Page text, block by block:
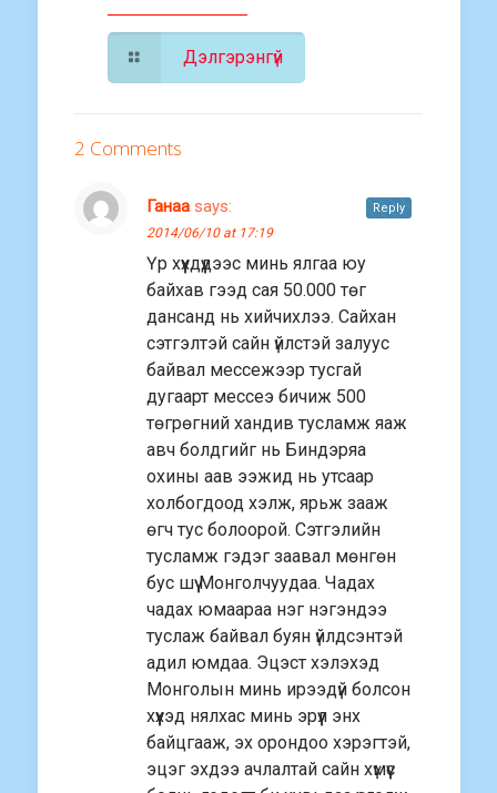
Дэлгэрэнгүй
2 Comments
Ганаа says:
2014/06/10 at 17:19
Үр хүүхдүүдээс минь ялгаа юу
байхав гээд сая 50.000 төг
дансанд нь хийчихлээ. Сайхан
сэтгэлтэй сайн үйлстэй залуус
байвал мессежээр тусгай
дугаарт мессеэ бичиж 500
төгрөгний хандив тусламж яаж
авч болдгийг нь Биндэряа
охины аав ээжид нь утсаар
холбогдоод хэлж, ярьж зааж
өгч тус болоорой. Сэтгэлийн
тусламж гэдэг заавал мөнгөн
бус шүү Монголчуудаа. Чадах
чадах юмаараа нэг нэгэндээ
туслаж байвал буян үйлдсэнтэй
адил юмдаа. Эцэст хэлэхэд
Монголын минь ирээдүй болсон
хүүхэд нялхас минь эрүүл энх
байцгааж, эх орондоо хэрэгтэй,
эцэг эхдээ ачлалтай сайн хүмүүс
Reply